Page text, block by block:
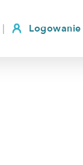
Logowanie